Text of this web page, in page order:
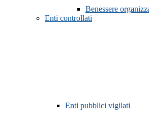
Benessere
Enti controllati
Enti pubblici vigilati